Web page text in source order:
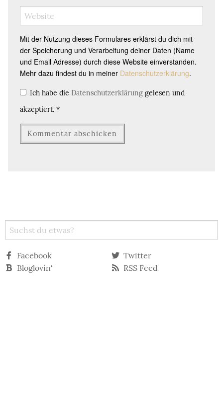
Mit der Nutzung dieses Formulares erklärst du dich mit
der Speicherung und Verarbeitung deiner Daten (Name
und Email Adresse) durch diese Website einverstanden.
Mehr dazu findest du in meiner Datenschutzerklärung.
Ich habe die Datenschutzerklärung gelesen und
akzeptiert. *
Facebook
Twitter
Bloglovin‘
RSS Feed